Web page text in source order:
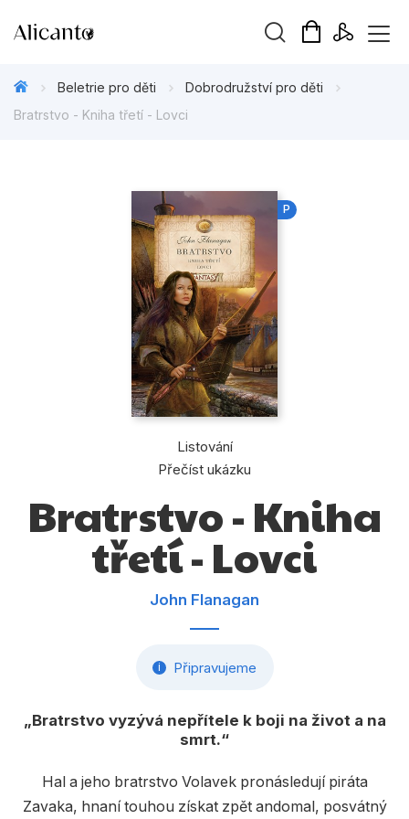
Připravujeme
Tipy redakce
Beletrie pro děti
Beletrie pro dospělé
Dárkové publikace
Jazyky
Kalendáře
Počítače
Populárně - naučná pro dospělé
Beletrie pro děti
Dobrodružství pro děti
Bratrstvo - Kniha třetí - Lovci
P
Listování
Přečíst ukázku
Bratrstvo - Kniha
třetí - Lovci
John Flanagan
i Připravujeme
Bratrstvo vyzývá nepřítele k boji na život a na
smrt.
Hal a jeho bratrstvo Volavek pronásledují piráta
Zavaka, hnaní touhou získat zpět andomal, posvátný